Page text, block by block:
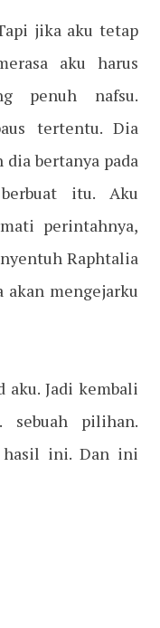
jika aku tetap
aku harus
penuh nafsu.
tertentu. Dia
bertanya pada
itu. Aku
perintahnya,
Raphtalia
akan mengejarku
aku. Jadi kembali
pilihan.
hasil ini. Dan ini